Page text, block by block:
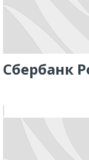
Сбербанк